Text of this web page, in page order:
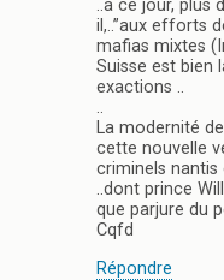
..a ce jour, plus
il,..”aux efforts
mafias mixtes
Suisse est bien
exactions ..
..
La modernité
cette nouvelle
criminels nantis
..dont prince
que parjure du
Cqfd
Répondre